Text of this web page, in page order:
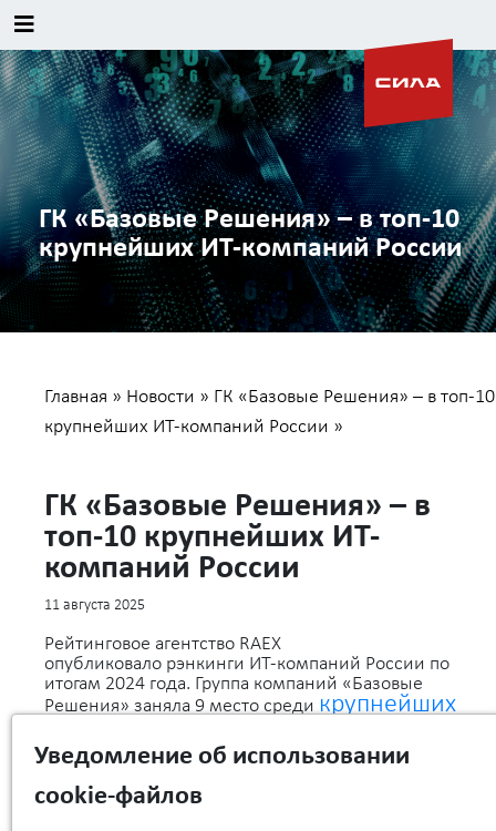
ГК «Базовые Решения» – в топ-10
крупнейших ИТ-компаний России
Главная » Новости » ГК «Базовые Решения» – в топ-10
крупнейших ИТ-компаний России »
ГК «Базовые Решения» – в
топ-10 крупнейших ИТ-
компаний России
11 августа 2025
Рейтинговое агентство RAEX
опубликовало рэнкинги ИТ-компаний России по
итогам 2024 года. Группа компаний «Базовые
Решения» заняла 9 место среди крупнейших
области информационных и
коммуникационных технологий
место в разделе«Услуги в области
информационных технологий»
Уведомление об использовании
cookie-файлов